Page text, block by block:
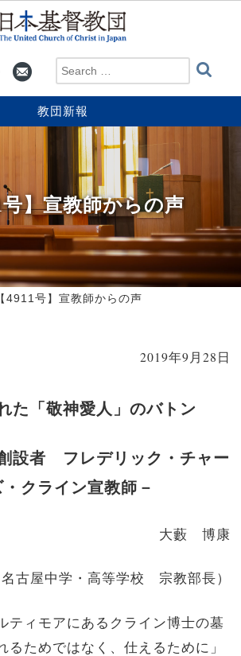
教団新報
号】宣教師からの声
【4911号】宣教師からの声
2019年9月28日
た「敬神愛人」のバトン
設者 フレデリック・チャー
・クライン宣教師－
大藪 博康
古屋中学・高等学校 宗教部長）
ィモアにあるクライン博士の墓
るためではなく、仕えるために」